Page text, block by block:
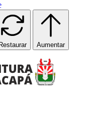
Restaurar Aumentar